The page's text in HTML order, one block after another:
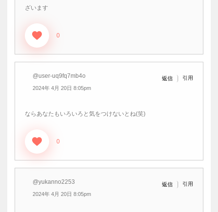
ざいます
0
@user-uq9fq7mb4o
2024年 4月 20日 8:05pm
返信 引用
ならあなたもいろいろと気をつけないとね(笑)
0
@yukanno2253
2024年 4月 20日 8:05pm
返信 引用